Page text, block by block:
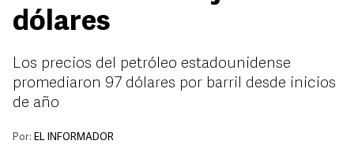
dólares
Los precios del petróleo estadounidense
promediaron 97 dólares por barril desde inicios
de año
Por: EL INFORMADOR